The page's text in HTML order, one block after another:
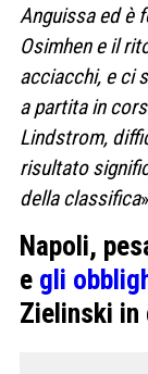
Anguissa ed è
Osimhen e il
acciacchi, e ci
a partita in
Lindstrom,
risultato
della classifica
Napoli,
e gli
Zielinski in